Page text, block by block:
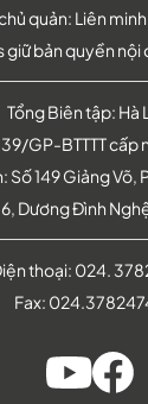
Tổng Biên tập: Hà
GP-BTTTT cấp
Số 149 Giảng Võ,
Dương Đình
quản: Liên minh
giữ bản quyền
thoại: 024.
Fax: